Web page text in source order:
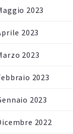
2023
2023
2023
2023
2023
2022